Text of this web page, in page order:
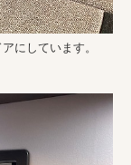
にしています。